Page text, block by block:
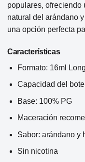
populares,
natural del arándano
una opción perfecta
Características
Formato: 16ml
Capacidad del
Base: 100% PG
Maceración
Sabor: arándano y
Sin nicotina